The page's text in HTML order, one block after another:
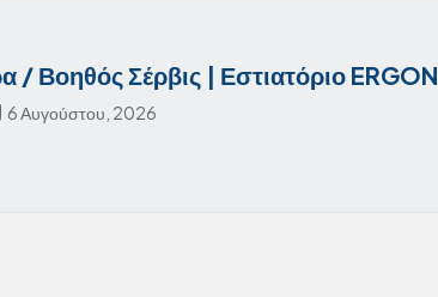
/ Βοηθός Σέρβις | Εστιατόριο ERGON
6 Αυγούστου, 2026